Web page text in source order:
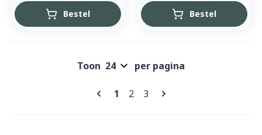
Bestel Bestel
Pagina's
U lees momenteel pagina
1 Pagina
2 Pagina
3
Toon per pagina